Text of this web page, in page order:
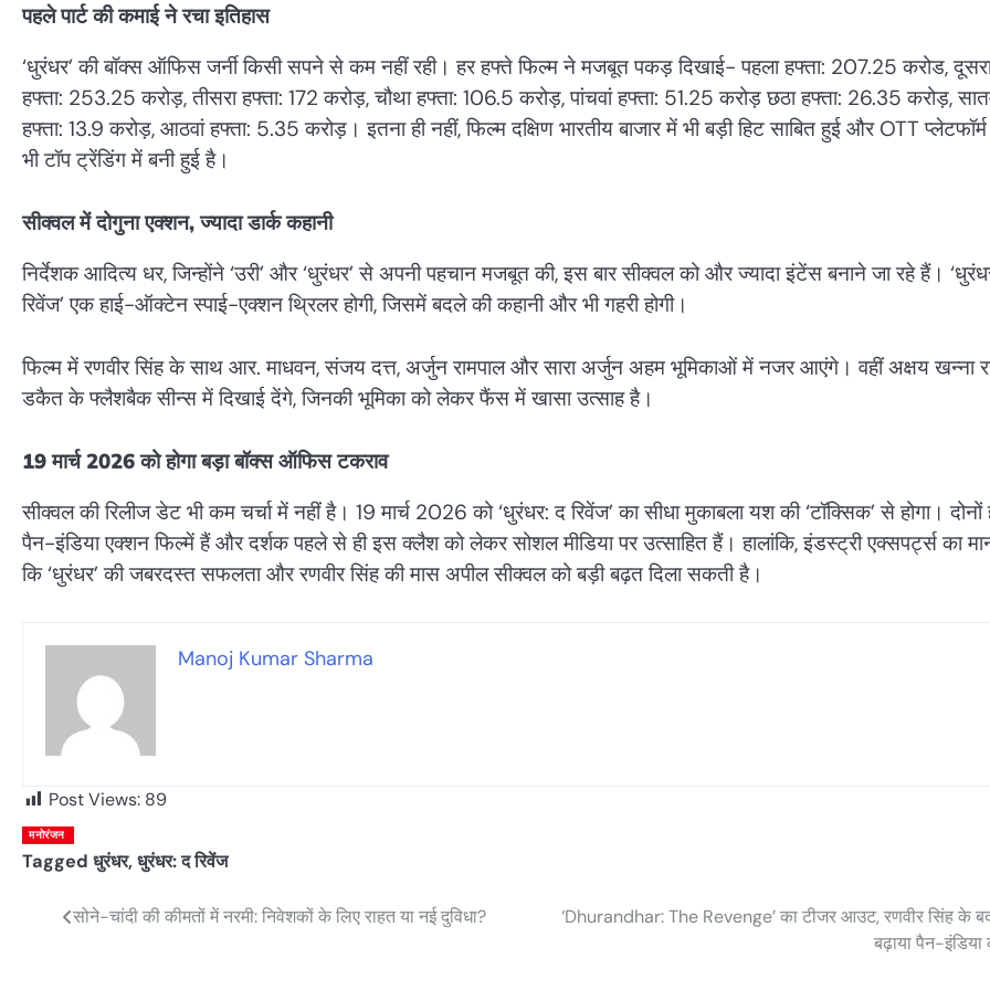
पहले पार्ट की कमाई ने रचा इतिहास
‘धुरंधर’ की बॉक्स ऑफिस जर्नी किसी सपने से कम नहीं रही। हर हफ्ते फिल्म ने मजबूत पकड़ दिखाई- पहला हफ्ता: 207.25 करोड,
हफ्ता: 253.25 करोड़, तीसरा हफ्ता: 172 करोड़, चौथा हफ्ता: 106.5 करोड़, पांचवां हफ्ता: 51.25 करोड़ छठा हफ्ता: 26.35 करोड़,
हफ्ता: 13.9 करोड़, आठवां हफ्ता: 5.35 करोड़। इतना ही नहीं, फिल्म दक्षिण भारतीय बाजार में भी बड़ी हिट साबित हुई और OTT
भी टॉप ट्रेंडिंग में बनी हुई है।
सीक्वल में दोगुना एक्शन, ज्यादा डार्क कहानी
निर्देशक आदित्य धर, जिन्होंने ‘उरी’ और ‘धुरंधर’ से अपनी पहचान मजबूत की, इस बार सीक्वल को और ज्यादा इंटेंस बनाने जा रहे हैं।
रिवेंज’ एक हाई-ऑक्टेन स्पाई-एक्शन थ्रिलर होगी, जिसमें बदले की कहानी और भी गहरी होगी।
फिल्म में रणवीर सिंह के साथ आर. माधवन, संजय दत्त, अर्जुन रामपाल और सारा अर्जुन अहम भूमिकाओं में नजर आएंगे। वहीं अक्षय खन्ना
डकैत के फ्लैशबैक सीन्स में दिखाई देंगे, जिनकी भूमिका को लेकर फैंस में खासा उत्साह है।
19 मार्च 2026 को होगा बड़ा बॉक्स ऑफिस टकराव
सीक्वल की रिलीज डेट भी कम चर्चा में नहीं है। 19 मार्च 2026 को ‘धुरंधर: द रिवेंज’ का सीधा मुकाबला यश की ‘टॉक्सिक’ से होगा। दोनों
पैन-इंडिया एक्शन फिल्में हैं और दर्शक पहले से ही इस क्लैश को लेकर सोशल मीडिया पर उत्साहित हैं। हालांकि, इंडस्ट्री एक्सपर्ट्स का
कि ‘धुरंधर’ की जबरदस्त सफलता और रणवीर सिंह की मास अपील सीक्वल को बड़ी बढ़त दिला सकती है।
Manoj Kumar Sharma
Post Views: 89
मनोरंजन
Tagged धुरंधर,धुरंधर: द रिवेंज
Postसोने-चांदी की कीमतों में नरमी: निवेशकों के लिए राहत या नई दुविधा?
‘Dhurandhar: The Revenge’ का टीजर आउट, रणवीर सिंह के
बढ़ाया पैन-